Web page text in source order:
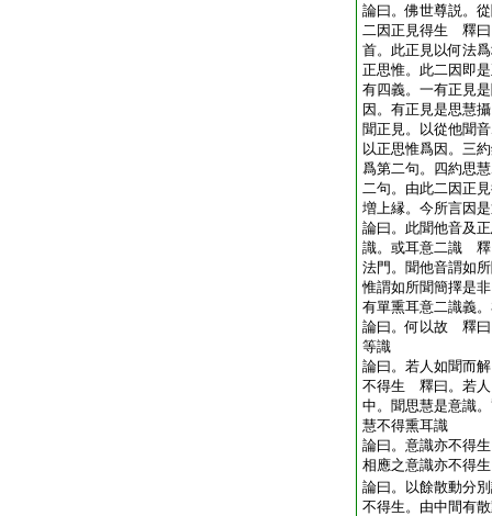
論曰。佛世尊説。
二因正見得生 釋曰
首。此正見以何法
正思惟。此二因即
有四義。一有正見
因。有正見是思慧
聞正見。以從他聞
以正思惟爲因。三
爲第二句。四約思
二句。由此二因正
増上縁。今所言因
論曰。此聞他音及
識。或耳意二識 釋
法門。聞他音謂如
惟謂如所聞簡擇是
有單熏耳意二識義
論曰。何以故 釋曰
等識
論曰。若人如聞而
不得生 釋曰。若人
中。聞思慧是意識
慧不得熏耳識
論曰。意識亦不得
相應之意識亦不得生
論曰。以餘散動分
不得生。由中間有